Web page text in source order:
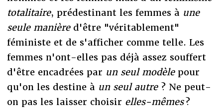
totalitaire, prédestinant les femmes à une
seule manière d'être "véritablement"
féministe et de s'afficher comme telle. Les
femmes n'ont-elles pas déjà assez souffert
d'être encadrées par un seul modèle pour
qu'on les destine à un seul autre ? Ne peut-
on pas les laisser choisir elles-mêmes?